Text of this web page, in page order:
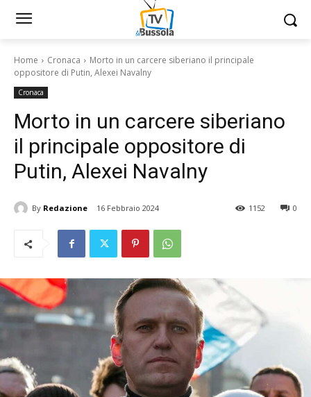
Home Cronaca
Morto in un carcere siberiano il principale
oppositore di Putin, Alexei Navalny
Cronaca
Morto in un carcere siberiano
il principale oppositore di
Putin, Alexei Navalny
By Redazione 16 Febbraio 2024 0
1152